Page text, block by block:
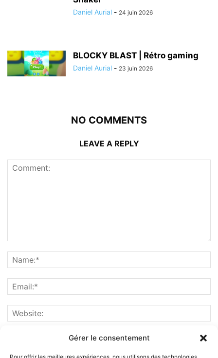
Gérer le consentement
Daniel Aurial - 24 juin 2026
BLOCKY BLAST | Rétro gaming
Daniel Aurial - 23 juin 2026
NO COMMENTS
LEAVE A REPLY